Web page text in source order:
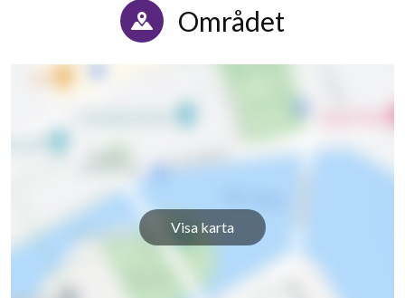
Området
Visa karta